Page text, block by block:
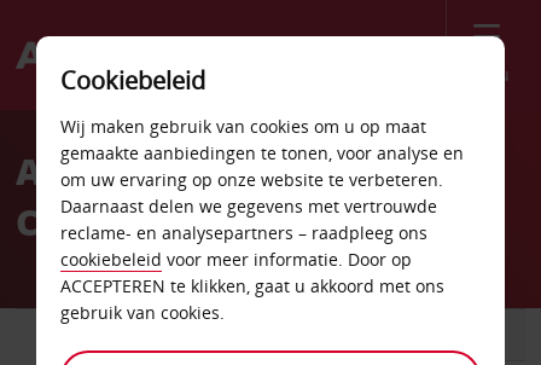
Menu
Welcome
AvisAutoverhuur Bautzen
Centrum
Cookiebeleid
Wij maken gebruik van cookies om u op maat
gemaakte aanbiedingen te tonen, voor analyse en
om uw ervaring op onze website te verbeteren.
Daarnaast delen we gegevens met vertrouwde
reclame- en analysepartners – raadpleeg ons
cookiebeleid voor meer informatie. Door op
ACCEPTEREN te klikken, gaat u akkoord met ons
gebruik van cookies.